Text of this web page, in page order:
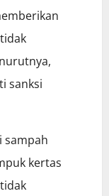
sanksi
sampah
kertas